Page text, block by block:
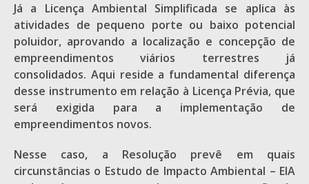
Já a Licença Ambiental Simplificada se aplica às
atividades de pequeno porte ou baixo potencial
poluidor, aprovando a localização e concepção de
empreendimentos viários terrestres já
consolidados. Aqui reside a fundamental diferença
desse instrumento em relação à Licença Prévia, que
será exigida para a implementação de
empreendimentos novos.
Nesse caso, a Resolução prevê em quais
circunstâncias o Estudo de Impacto Ambiental – EIA